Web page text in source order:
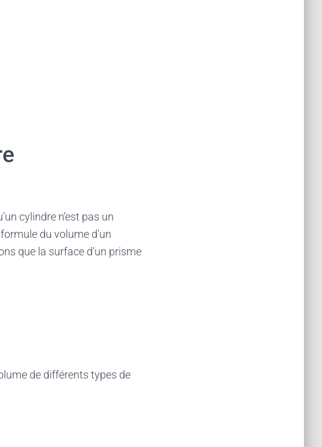
cylindre n’est pas un
du volume d’un
que la surface d’un prisme
de différents types de